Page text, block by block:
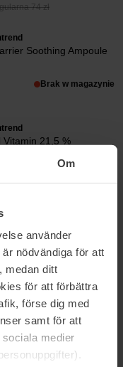
Om
använder
nödvändiga för att
medan ditt
för att förbättra
förse dig med
samt för att
medier
74 zł
Soothing Ampoule
Brak w magazynie
Vitamin 21,5 %
A-mazing Bakuchiol
Bakuchiol